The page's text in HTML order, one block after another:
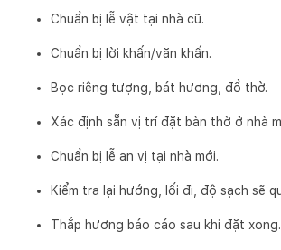
Chuẩn bị lễ vật tại nhà cũ.
Chuẩn bị lời khấn/văn khấn.
Bọc riêng tượng, bát hương, đồ thờ.
Xác định sẵn vị trí đặt bàn thờ ở nhà
Chuẩn bị lễ an vị tại nhà mới.
Kiểm tra lại hướng, lối đi, độ sạch sẽ
Thắp hương báo cáo sau khi đặt xong.